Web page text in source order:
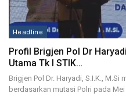
Headline
Profil Brigjen Pol Dr
Utama Tk I STIK…
Brigjen Pol Dr. Haryadi, S.I.K.,
berdasarkan mutasi Polri pada Mei